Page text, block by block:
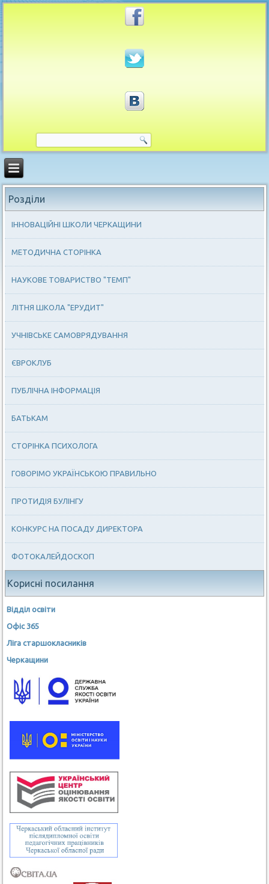
Розділи
ІННОВАЦІЙНІ ШКОЛИ ЧЕРКАЩИНИ
МЕТОДИЧНА СТОРІНКА
НАУКОВЕ ТОВАРИСТВО "ТЕМП"
ЛІТНЯ ШКОЛА "ЕРУДИТ"
УЧНІВСЬКЕ САМОВРЯДУВАННЯ
ЄВРОКЛУБ
ПУБЛІЧНА ІНФОРМАЦІЯ
БАТЬКАМ
СТОРІНКА ПСИХОЛОГА
ГОВОРІМО УКРАЇНСЬКОЮ ПРАВИЛЬНО
ПРОТИДІЯ БУЛІНГУ
КОНКУРС НА ПОСАДУ ДИРЕКТОРА
ФОТОКАЛЕЙДОСКОП
Корисні посилання
Відділ освіти
Офіс 365
Ліга старшокласників
Черкащини